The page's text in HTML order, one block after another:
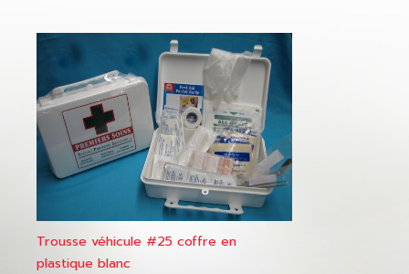
Trousse véhicule #25 coffre en
plastique blanc